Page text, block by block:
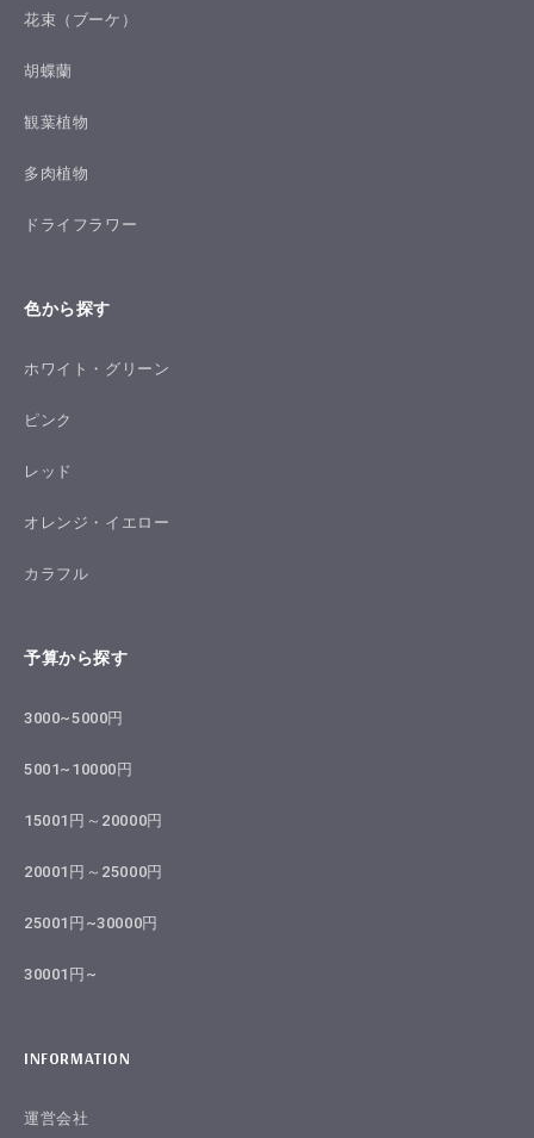
花束（ブーケ）
胡蝶蘭
観葉植物
多肉植物
ドライフラワー
色から探す
ホワイト・グリーン
ピンク
レッド
オレンジ・イエロー
カラフル
予算から探す
3000~5000円
5001~10000円
15001円～20000円
20001円～25000円
25001円~30000円
30001円~
INFORMATION
運営会社